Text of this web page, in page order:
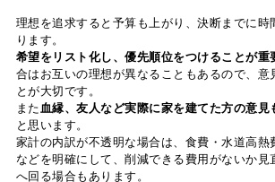
理想を追求すると予算も上がり、決断までに時
ります。
希望をリスト化し、優先順位をつけることが重
合はお互いの理想が異なることもあるので、意
とが大切です。
また 血縁、友人など実際に家を建てた方の意見
と思います。
家計の内訳が不透明な場合は、食費・水道高熱
などを明確にして、削減できる費用がないか見
へ回る場合もあります。